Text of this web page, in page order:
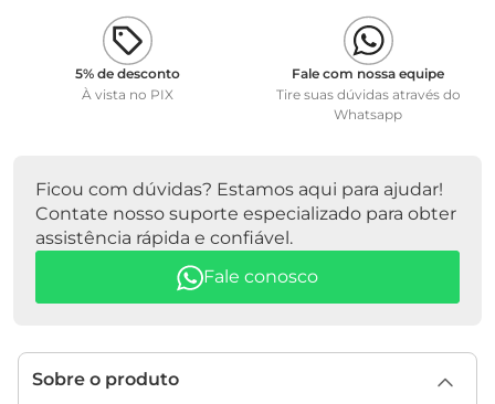
5% de desconto
À vista no PIX
Fale com nossa equipe
Tire suas dúvidas através do
Whatsapp
Ficou com dúvidas? Estamos aqui para ajudar!
Contate nosso suporte especializado para obter
assistência rápida e confiável.
Fale conosco
Sobre o produto